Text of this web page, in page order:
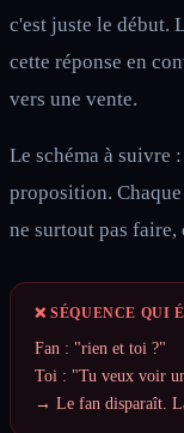
c'est juste le début.
cette réponse en
vers une vente.
Le schéma à
proposition.
ne surtout pas faire,
❌ SÉQUENCE QUI
Fan : "rien et toi ?"
Toi : "Tu veux voir
→ Le fan disparaît.